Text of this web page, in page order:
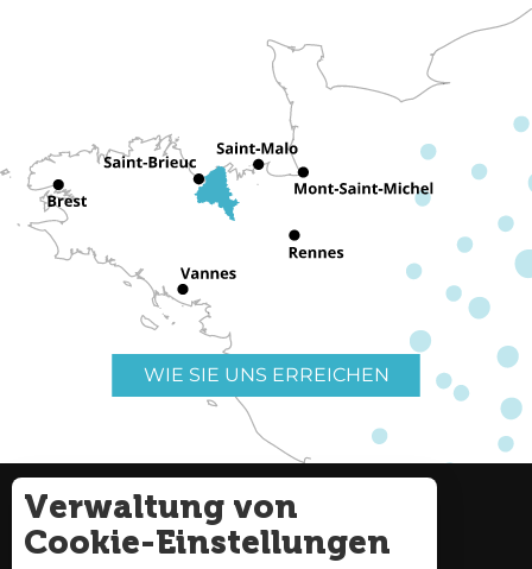
WIE SIE UNS ERREICHEN
Nützliche Links
Seitenverzeichnis
Verwaltung von
Cookie-Einstellungen